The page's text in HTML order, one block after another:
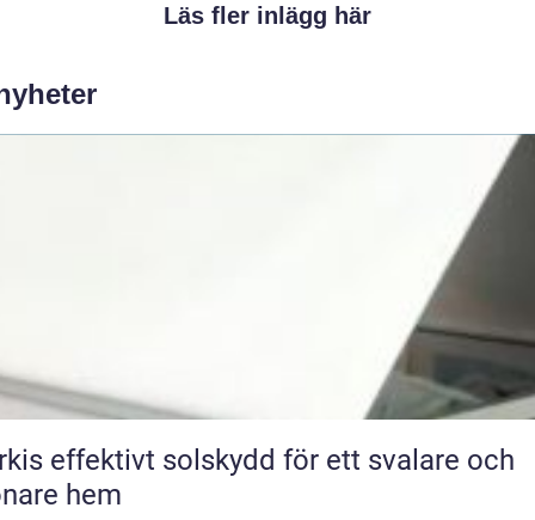
Läs fler inlägg här
för ett svalare och
hem